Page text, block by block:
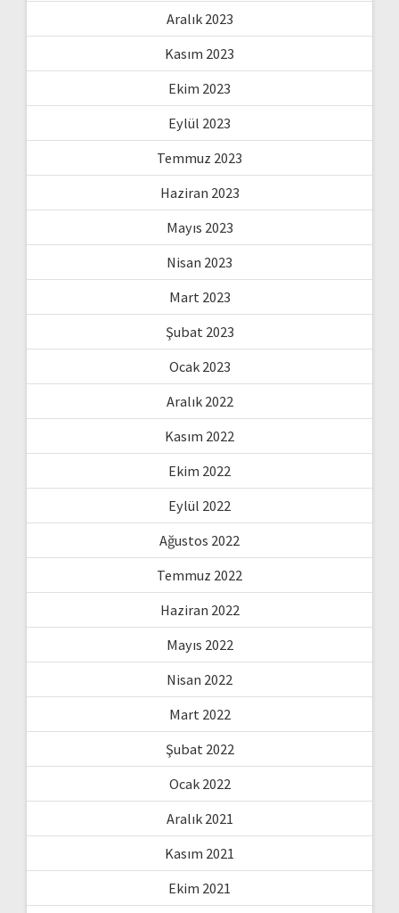
Aralık 2023
Kasım 2023
Ekim 2023
Eylül 2023
Temmuz 2023
Haziran 2023
Mayıs 2023
Nisan 2023
Mart 2023
Şubat 2023
Ocak 2023
Aralık 2022
Kasım 2022
Ekim 2022
Eylül 2022
Ağustos 2022
Temmuz 2022
Haziran 2022
Mayıs 2022
Nisan 2022
Mart 2022
Şubat 2022
Ocak 2022
Aralık 2021
Kasım 2021
Ekim 2021